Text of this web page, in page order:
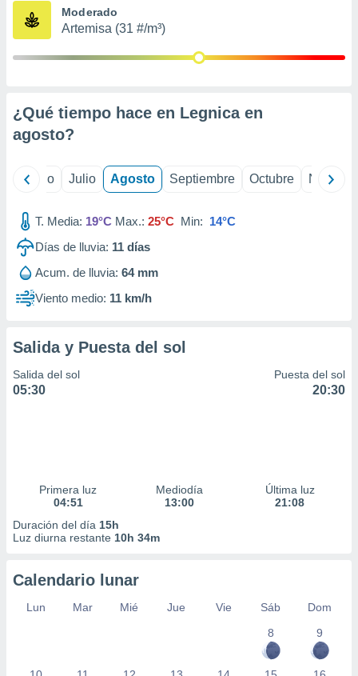
publicidad
1199
Moderado
Artemisa (31 #/m³)
¿Qué tiempo hace en Legnica en
agosto?
Junio Julio Agosto Septiembre Octubre
T. Media: 19°C Max.: 25°C Min: 14°C
Días de lluvia: 11 días
Acum. de lluvia: 64 mm
Viento medio: 11 km/h
Salida y Puesta del sol
Salida del sol
05:30
Puesta del sol
20:30
Primera luz
04:51
Mediodía
13:00
Última luz
21:08
Duración del día 15h
Luz diurna restante 10h 34m
Calendario lunar
Lun Mar Mié Jue Vie Sáb
Dom
8
9